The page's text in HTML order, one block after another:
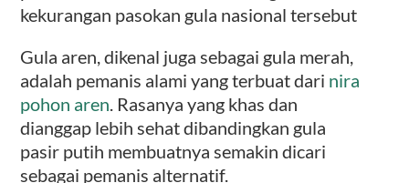
kekurangan pasokan gula nasional tersebut
Gula aren, dikenal juga sebagai gula merah,
adalah pemanis alami yang terbuat dari nira
pohon aren. Rasanya yang khas dan
dianggap lebih sehat dibandingkan gula
pasir putih membuatnya semakin dicari
sebagai pemanis alternatif.